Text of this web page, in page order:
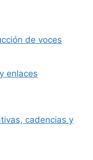
de voces
enlaces
cadencias y